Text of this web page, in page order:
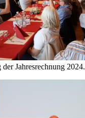
Jahresrechnung 2024.